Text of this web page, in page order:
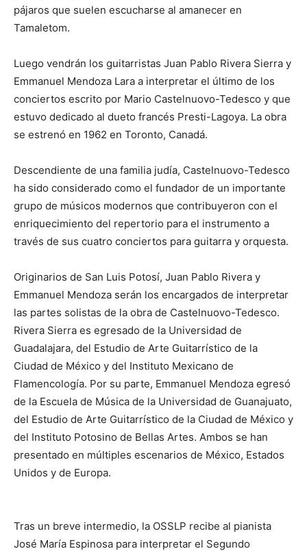
pájaros que suelen escucharse al amanecer en
Tamaletom.
Luego vendrán los guitarristas Juan Pablo Rivera Sierra y
Emmanuel Mendoza Lara a interpretar el último de los
conciertos escrito por Mario Castelnuovo-Tedesco y que
estuvo dedicado al dueto francés Presti-Lagoya. La obra
se estrenó en 1962 en Toronto, Canadá.
Descendiente de una familia judía, Castelnuovo-Tedesco
ha sido considerado como el fundador de un importante
grupo de músicos modernos que contribuyeron con el
enriquecimiento del repertorio para el instrumento a
través de sus cuatro conciertos para guitarra y orquesta.
Originarios de San Luis Potosí, Juan Pablo Rivera y
Emmanuel Mendoza serán los encargados de interpretar
las partes solistas de la obra de Castelnuovo-Tedesco.
Rivera Sierra es egresado de la Universidad de
Guadalajara, del Estudio de Arte Guitarrístico de la
Ciudad de México y del Instituto Mexicano de
Flamencología. Por su parte, Emmanuel Mendoza egresó
de la Escuela de Música de la Universidad de Guanajuato,
del Estudio de Arte Guitarrístico de la Ciudad de México y
del Instituto Potosino de Bellas Artes. Ambos se han
presentado en múltiples escenarios de México, Estados
Unidos y de Europa.
Tras un breve intermedio, la OSSLP recibe al pianista
José María Espinosa para interpretar el Segundo